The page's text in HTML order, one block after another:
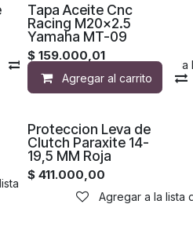
Compara Agregar a la
Tapa Aceite Cnc
Racing M20x2.5
Yamaha MT-09
$159.000,01
Agregar al carrito
de deseos
Proximamente
Proteccion Leva de
Clutch Paraxite 14-
19,5 MM Roja
$411.000,00
Agregar a la lista